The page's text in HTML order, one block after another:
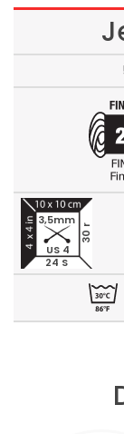
24 S
30 r
3,5mm
US 4